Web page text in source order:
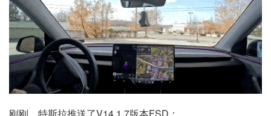
刚刚，特斯拉推送了V14.1.7版本FSD：